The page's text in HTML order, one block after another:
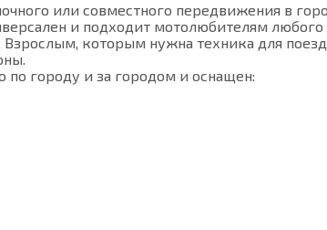
или совместного передвижения в
и подходит мотолюбителям любого
которым нужна техника для
городу и за городом и оснащен: